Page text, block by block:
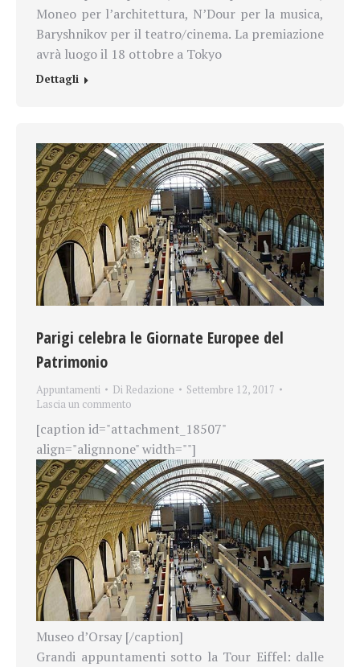
Moneo per l’architettura, N’Dour per la musica,
Baryshnikov per il teatro/cinema. La premiazione
avrà luogo il 18 ottobre a Tokyo
Dettagli
Parigi celebra le Giornate Europee del
Patrimonio
Appuntamenti Di Redazione
Settembre 12, 2017
Lascia un commento
[caption id="attachment_18507"
align="alignnone" width=""]
Museo d’Orsay [/caption]
Grandi appuntamenti sotto la Tour Eiffel: dalle